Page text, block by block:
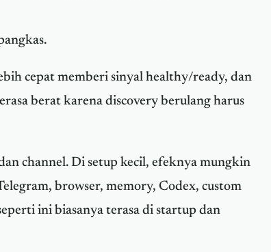
cepat memberi sinyal healthy/ready, dan
berat karena discovery berulang harus
channel. Di setup kecil, efeknya mungkin
browser, memory, Codex, custom
ini biasanya terasa di startup dan